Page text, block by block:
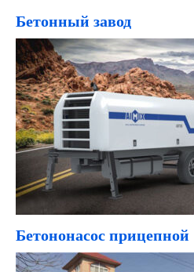
Бетонный завод
Бетононасос прицепной